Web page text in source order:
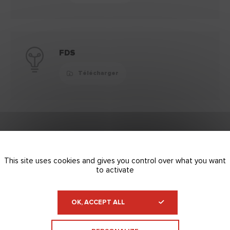
FDS
Plaque de plâtre, plâtre, carreau de plâtre.
This site uses cookies and gives you control over what you want
to activate
OK, ACCEPT ALL